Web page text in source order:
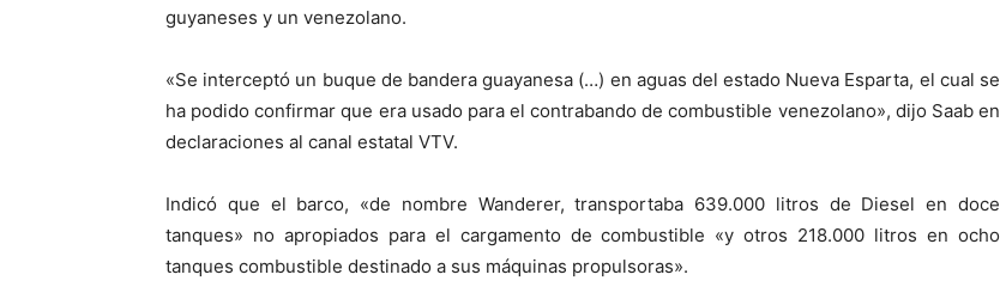
guyaneses y un venezolano.
«Se interceptó un buque de bandera guayanesa (…) en aguas del estado Nueva Esparta, el cual se
ha podido confirmar que era usado para el contrabando de combustible venezolano», dijo Saab en
declaraciones al canal estatal VTV.
Indicó que el barco, «de nombre Wanderer, transportaba 639.000 litros de Diesel en doce
tanques» no apropiados para el cargamento de combustible «y otros 218.000 litros en ocho
tanques combustible destinado a sus máquinas propulsoras».